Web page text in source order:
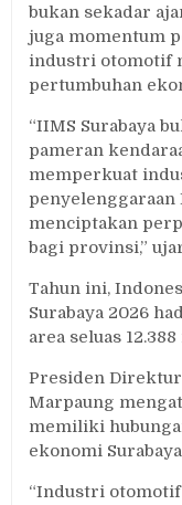
bukan sekadar
juga momentum
industri otomotif
pertumbuhan
“IIMS Surabaya
pameran
memperkuat
penyelenggaraan
menciptakan
bagi provinsi,”
Tahun ini,
Surabaya 2026
area seluas
Presiden Direktur
Marpaung
memiliki
ekonomi
“Industri